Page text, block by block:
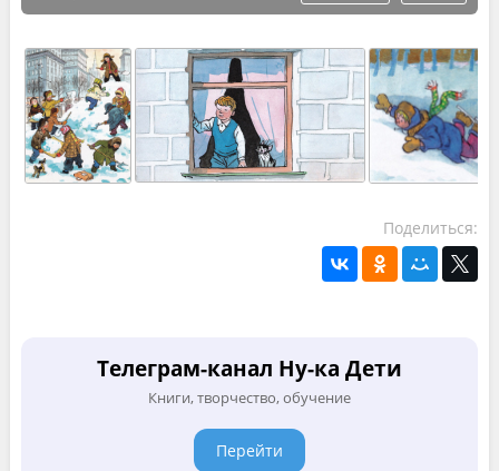
Поделиться:
Телеграм-канал Ну-ка Дети
Книги, творчество, обучение
Перейти